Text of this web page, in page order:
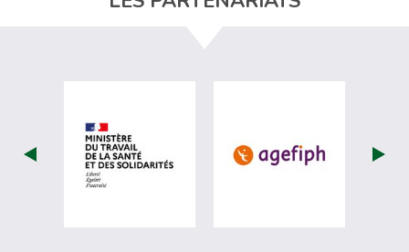
visiter les site de Ministère du travail
visiter les